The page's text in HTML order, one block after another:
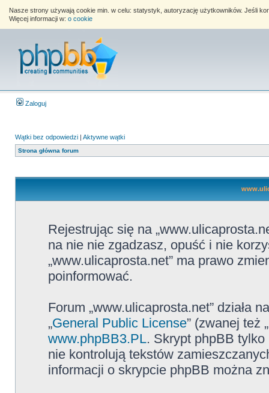
Nasze strony używają cookie min. w celu: statystyk, autoryzację użytkowników. Jeśli
Więcej informacji w: o cookie
Zaloguj
Wątki bez odpowiedzi | Aktywne wątki
Strona główna forum
Rejestrując się na
na nie nie zgadzasz, opuść i nie
„www.ulicaprosta.net” ma prawo
poinformować.
Forum „www.ulicaprosta.net” działa
„General Public License” (zwanej też
www.phpBB3.PL. Skrypt phpBB tylko
nie kontrolują tekstów
informacji o skrypcie phpBB można